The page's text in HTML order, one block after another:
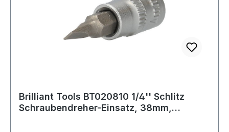
Brilliant Tools BT020810 1/4'' Schlitz
Schraubendreher-Einsatz, 38mm,